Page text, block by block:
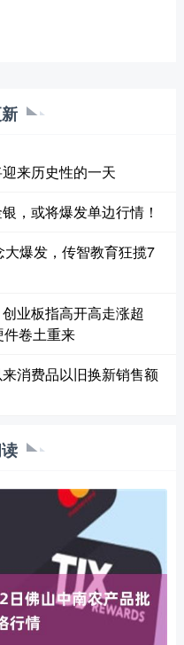
来历史性的一天
，或将爆发单边行情！
爆发，传智教育狂揽7
业板指高开高走涨超
卷土重来
消费品以旧换新销售额